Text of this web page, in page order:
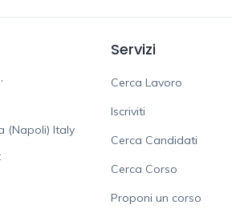
(Napoli) Italy
Servizi
Cerca Lavoro
Iscriviti
Cerca Candidati
Cerca Corso
Proponi un corso